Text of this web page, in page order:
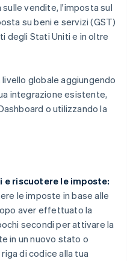
vendite, l'imposta sul
su beni e servizi (GST)
degli Stati Uniti e in oltre
globale aggiungendo
integrazione esistente,
o utilizzando la
riscuotere le imposte:
le imposte in base alle
aver effettuato la
secondi per attivare la
in un nuovo stato o
di codice alla tua